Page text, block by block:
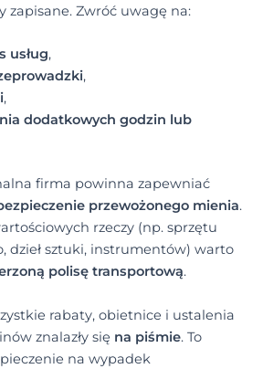
zapisane. Zwróć uwagę na:
usług,
,
,
dodatkowych godzin lub
firma powinna zapewniać
przewożonego mienia.
rzeczy (np. sprzętu
dzieł sztuki, instrumentów) warto
polisę transportową.
rabaty, obietnice i ustalenia
znalazły się na piśmie. To
na wypadek